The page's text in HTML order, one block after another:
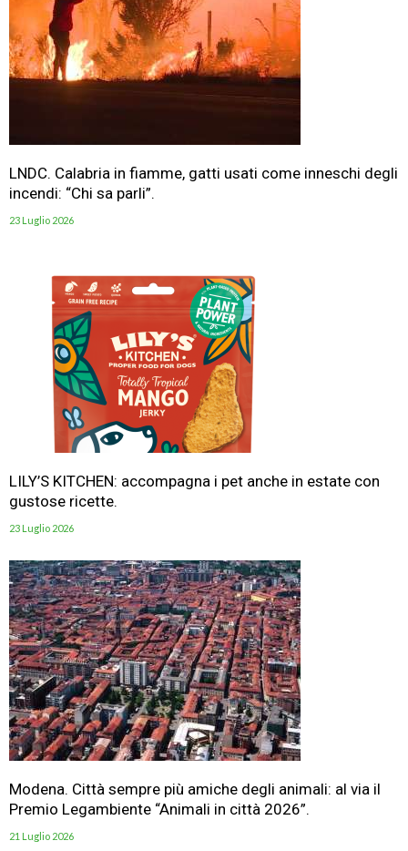
LNDC. Calabria in fiamme, gatti usati come inneschi degli
incendi: “Chi sa parli”.
23 Luglio 2026
LILY’S KITCHEN: accompagna i pet anche in estate con
gustose ricette.
23 Luglio 2026
Modena. Città sempre più amiche degli animali: al via il
Premio Legambiente “Animali in città 2026”.
21 Luglio 2026